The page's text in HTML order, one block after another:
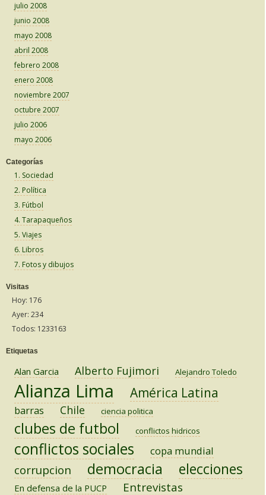
julio 2008
junio 2008
mayo 2008
abril 2008
febrero 2008
enero 2008
noviembre 2007
octubre 2007
julio 2006
mayo 2006
Categorías
1. Sociedad
2. Política
3. Fútbol
4. Tarapaqueños
5. Viajes
6. Libros
7. Fotos y dibujos
Visitas
Hoy: 176
Ayer: 234
Todos: 1233163
Etiquetas
Alan Garcia Alberto Fujimori Alejandro Toledo
Alianza Lima América Latina
barras Chile ciencia politica
clubes de futbol conflictos hidricos
conflictos sociales copa mundial
corrupcion democracia elecciones
En defensa de la PUCP Entrevistas